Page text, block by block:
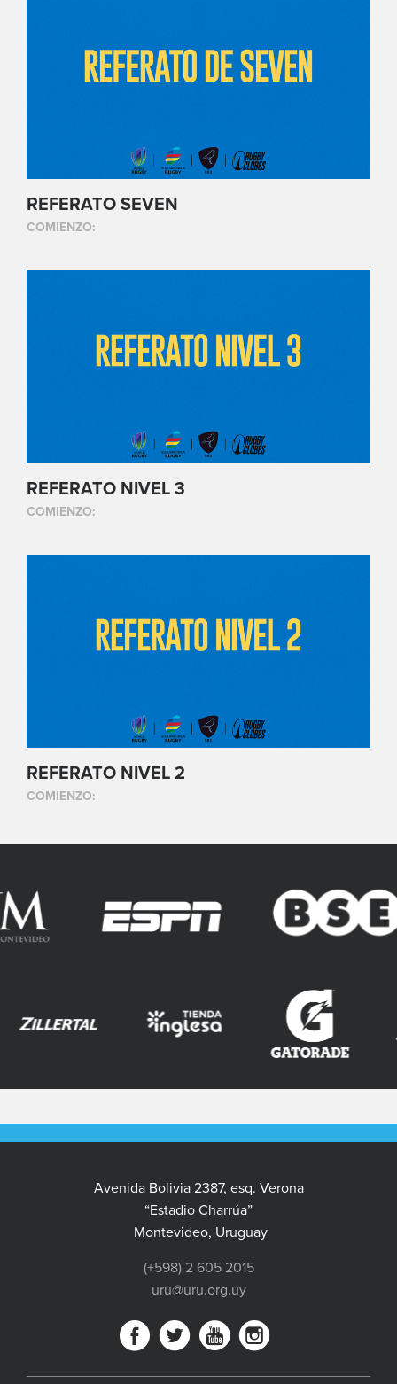
REFERATO SEVEN
COMIENZO:
REFERATO NIVEL 3
COMIENZO:
REFERATO NIVEL 2
COMIENZO:
Avenida Bolivia 2387, esq. Verona
“Estadio Charrúa”
Montevideo, Uruguay
(+598) 2 605 2015
uru@uru.org.uy